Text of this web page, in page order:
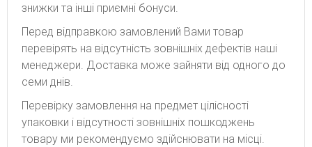
знижки та інші приємні бонуси.
Перед відправкою замовлений Вами товар
перевірять на відсутність зовнішніх дефектів наші
менеджери. Доставка може зайняти від одного до
семи днів.
Перевірку замовлення на предмет цілісності
упаковки і відсутності зовнішніх пошкоджень
товару ми рекомендуємо здійснювати на місці.